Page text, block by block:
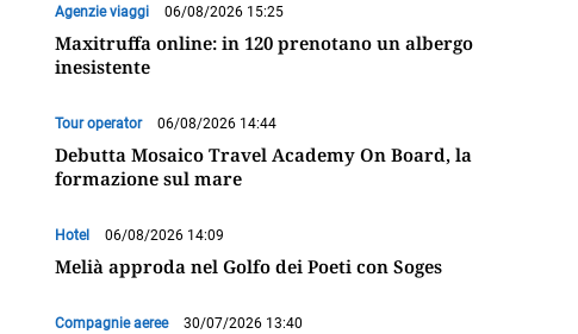
Agenzie viaggi 06/08/2026 15:25
Maxitruffa online: in 120 prenotano un albergo
inesistente
Tour operator 06/08/2026 14:44
Debutta Mosaico Travel Academy On Board, la
formazione sul mare
Hotel 06/08/2026 14:09
Melià approda nel Golfo dei Poeti con Soges
Compagnie aeree 30/07/2026 13:40